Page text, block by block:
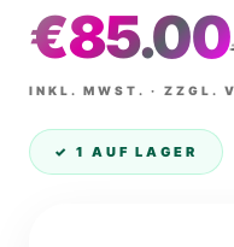
€85.00
INKL. MWST. · ZZGL.
✓ 1 AUF LAGER